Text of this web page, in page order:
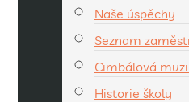
Naše úspěchy
Seznam
Cimbálová
Historie školy